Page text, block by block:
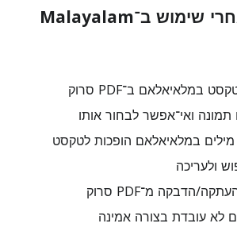
לפני ואחרי שימוש ב־Malayalam
לפני: טקסט במלאיאלאם ב־PDF סרוק
ואי־אפשר לבחור אותו
במלאיאלאם הופכות לטקסט
ולעריכה
לפני: העתקה/הדבקה מ־PDF סרוק
לא עובדת בצורה אמינה